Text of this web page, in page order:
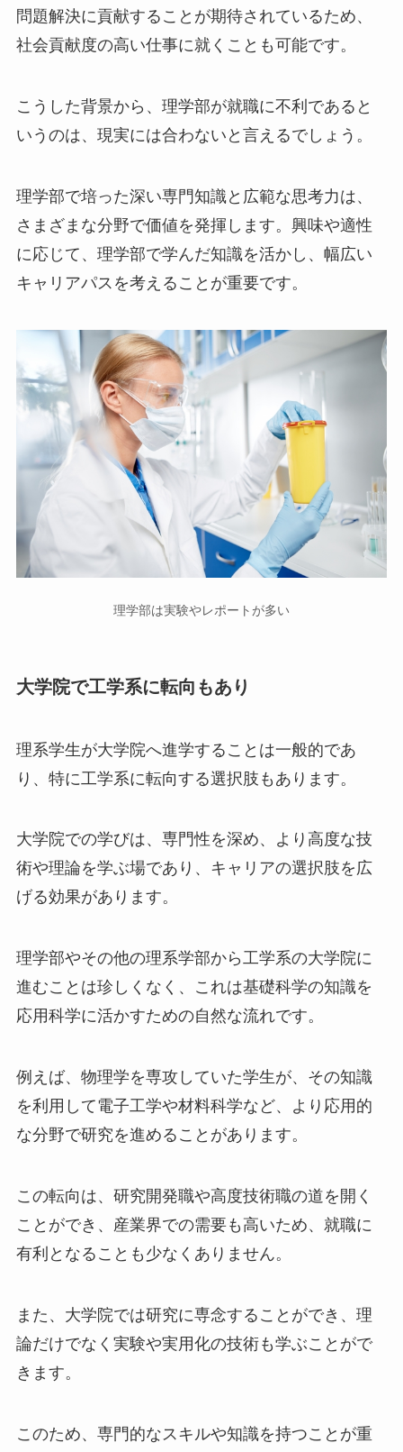
問題解決に貢献することが期待されているため、
社会貢献度の高い仕事に就くことも可能です。
こうした背景から、理学部が就職に不利であると
いうのは、現実には合わないと言えるでしょう。
理学部で培った深い専門知識と広範な思考力は、
さまざまな分野で価値を発揮します。興味や適性
に応じて、理学部で学んだ知識を活かし、幅広い
キャリアパスを考えることが重要です。
理学部は実験やレポートが多い
大学院で工学系に転向もあり
理系学生が大学院へ進学することは一般的であ
り、特に工学系に転向する選択肢もあります。
大学院での学びは、専門性を深め、より高度な技
術や理論を学ぶ場であり、キャリアの選択肢を広
げる効果があります。
理学部やその他の理系学部から工学系の大学院に
進むことは珍しくなく、これは基礎科学の知識を
応用科学に活かすための自然な流れです。
例えば、物理学を専攻していた学生が、その知識
を利用して電子工学や材料科学など、より応用的
な分野で研究を進めることがあります。
この転向は、研究開発職や高度技術職の道を開く
ことができ、産業界での需要も高いため、就職に
有利となることも少なくありません。
また、大学院では研究に専念することができ、理
論だけでなく実験や実用化の技術も学ぶことがで
きます。
このため、専門的なスキルや知識を持つことが重